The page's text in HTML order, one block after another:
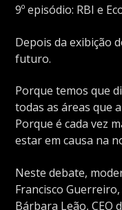
9º episódio: RBI e
Depois da exibição
futuro.
Porque temos que
todas as áreas que
Porque é cada vez
estar em causa na
Neste debate,
Francisco
Bárbara Leão, CEO